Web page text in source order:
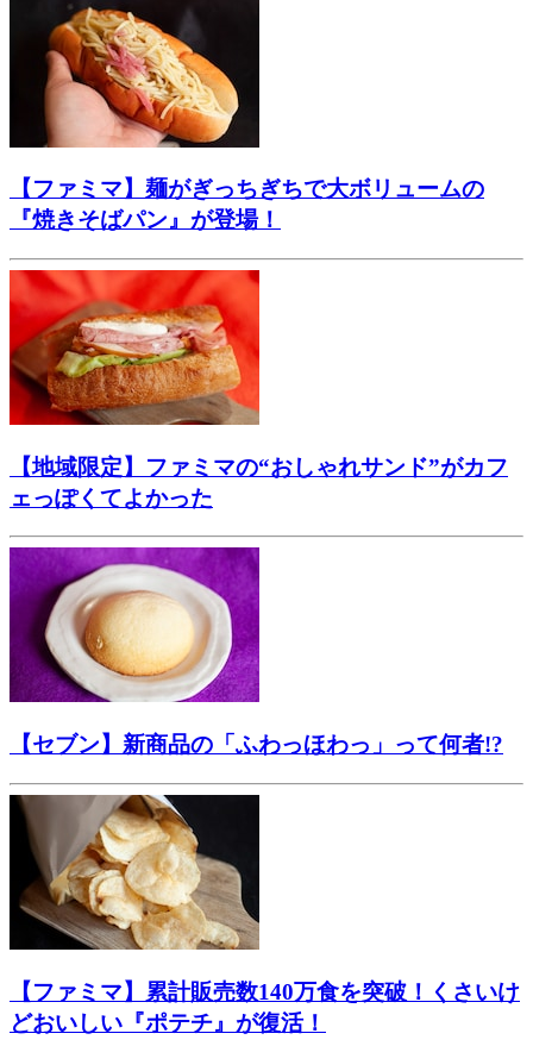
【ファミマ】麺がぎっちぎちで大ボリュームの
『焼きそばパン』が登場！
【地域限定】ファミマの“おしゃれサンド”がカフ
ェっぽくてよかった
【セブン】新商品の「ふわっほわっ」って何者!?
【ファミマ】累計販売数140万食を突破！くさいけ
どおいしい『ポテチ』が復活！